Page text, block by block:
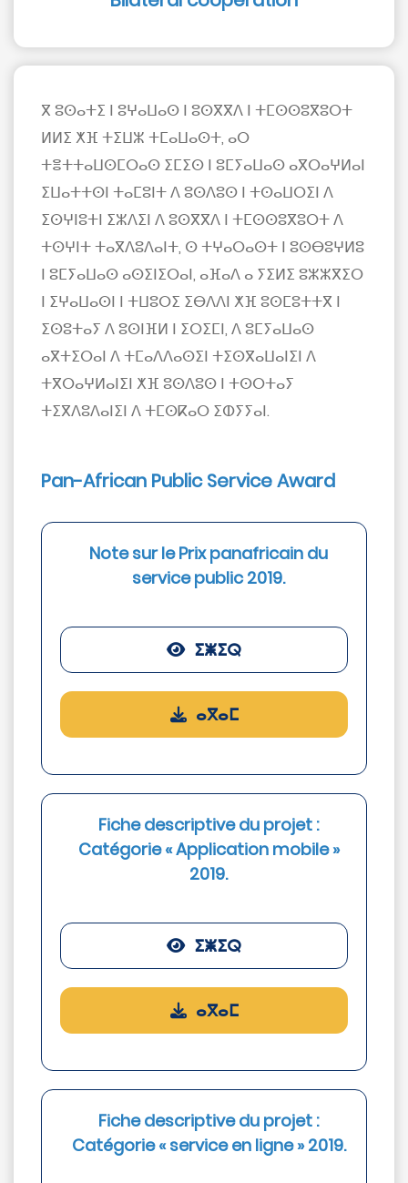
ⴳ ⵓⵙⴰⵜⵉ ⵏ ⵓⵖⴰⵡⴰⵙ ⵏ ⵓⵙⴳⴳⴷ ⵏ ⵜⵎⵙⵙⵓⴳⵓⵔⵜ
ⵍⵍⵉ ⵅⴼ ⵜⵉⵡⵣ ⵜⵎⴰⵡⴰⵙⵜ, ⴰⵔ
ⵜⴻⵜⵜⴰⵡⵙⵎⵔⴰⵙ ⵉⵎⵉⵙ ⵏ ⵓⵎⵢⴰⵡⴰⵙ ⴰⴳⵔⴰⵖⵍⴰⵏ
ⵉⵡⴰⵜⵜⵙⵏ ⵜⴰⵎⵓⵏⵜ ⴷ ⵓⵙⴷⵓⵙ ⵏ ⵜⵙⴰⵡⵔⵉⵏ ⴷ
ⵉⵙⵖⵏⵓⵜⵏ ⵉⵣⴷⵉⵏ ⴷ ⵓⵙⴳⴳⴷ ⵏ ⵜⵎⵙⵙⵓⴳⵓⵔⵜ ⴷ
ⵜⵙⵖⵏⵜ ⵜⴰⴳⴷⵓⴷⴰⵏⵜ, ⵙ ⵜⵖⴰⵔⴰⵙⵜ ⵏ ⵓⵙⴱⵓⵖⵍⵓ
ⵏ ⵓⵎⵢⴰⵡⴰⵙ ⴰⵙⵉⵏⵉⵔⴰⵏ, ⴰⴼⴰⴷ ⴰ ⵢⵉⵍⵉ ⵓⵣⵣⴳⵉⵔ
ⵏ ⵉⵖⴰⵡⴰⵙⵏ ⵏ ⵜⵡⵓⵔⵉ ⵉⴱⴷⴷⵏ ⵅⴼ ⵓⵙⵎⵓⵜⵜⴳ ⵏ
ⵉⵙⵓⵜⴰⵢ ⴷ ⵓⵙⵏⴼⵍ ⵏ ⵉⵔⵉⵎⵏ, ⴷ ⵓⵎⵢⴰⵡⴰⵙ
ⴰⴳⵜⵉⵔⴰⵏ ⴷ ⵜⵎⴰⴷⴷⴰⵙⵉⵏ ⵜⵉⵙⴳⴰⵡⴰⵏⵉⵏ ⴷ
ⵜⴳⵔⴰⵖⵍⴰⵏⵉⵏ ⵅⴼ ⵓⵙⴷⵓⵙ ⵏ ⵜⵙⵔⵜⴰⵢ
ⵜⵉⴳⴷⵓⴷⴰⵏⵉⵏ ⴷ ⵜⵎⵙⴽⴰⵔ ⵉⵀⵢⵢⴰⵏ.
Pan-African Public Service Award
Note sur le Prix panafricain du
service public 2019.
ⵉⵥⵉⵕ
ⴰⴳⴰⵎ
Fiche descriptive du projet :
Catégorie « Application mobile »
2019.
ⵉⵥⵉⵕ
ⴰⴳⴰⵎ
Fiche descriptive du projet :
Catégorie « service en ligne » 2019.